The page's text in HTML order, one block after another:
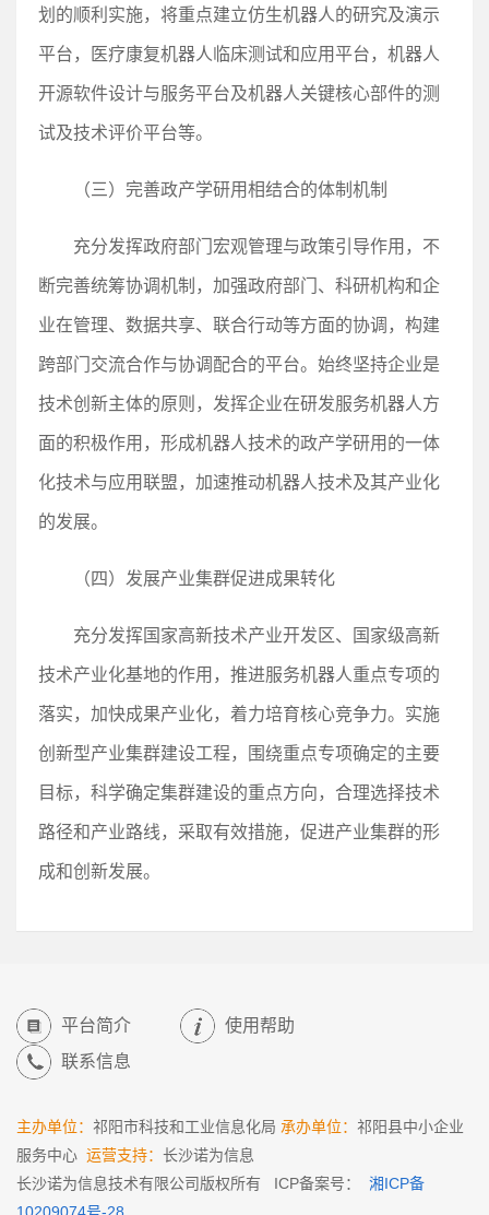
划的顺利实施，将重点建立仿生机器人的研究及演示
平台，医疗康复机器人临床测试和应用平台，机器人
开源软件设计与服务平台及机器人关键核心部件的测
试及技术评价平台等。
（三）完善政产学研用相结合的体制机制
充分发挥政府部门宏观管理与政策引导作用，不
断完善统筹协调机制，加强政府部门、科研机构和企
业在管理、数据共享、联合行动等方面的协调，构建
跨部门交流合作与协调配合的平台。始终坚持企业是
技术创新主体的原则，发挥企业在研发服务机器人方
面的积极作用，形成机器人技术的政产学研用的一体
化技术与应用联盟，加速推动机器人技术及其产业化
的发展。
（四）发展产业集群促进成果转化
充分发挥国家高新技术产业开发区、国家级高新
技术产业化基地的作用，推进服务机器人重点专项的
落实，加快成果产业化，着力培育核心竞争力。实施
创新型产业集群建设工程，围绕重点专项确定的主要
目标，科学确定集群建设的重点方向，合理选择技术
路径和产业路线，采取有效措施，促进产业集群的形
成和创新发展。
平台简介
使用帮助
联系信息
主办单位： 祁阳市科技和工业信息化局 承办单位： 祁阳县中小企业
服务中心 运营支持： 长沙诺为信息
长沙诺为信息技术有限公司版权所有 ICP备案号： 湘ICP备
10209074号-28